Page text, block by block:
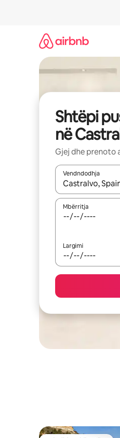
Shtëpi
në
Gjej dhe prenoto
Vendndodhja
Kur rezultatet të
Mbërritja
Largimi